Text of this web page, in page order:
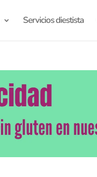
Servicios diestista